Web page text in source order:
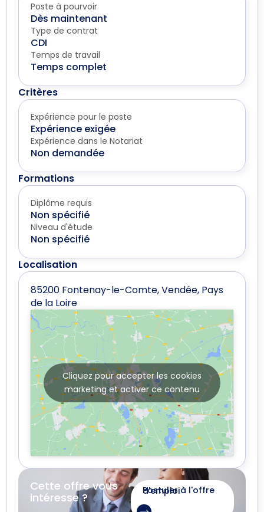
Poste à pourvoir
Dès maintenant
Type de contrat
CDI
Temps de travail
Temps complet
Critères
Expérience pour le poste
Expérience exigée
Expérience dans le Notariat
Non demandée
Formations
Diplôme requis
Non spécifié
Niveau d'étude
Non spécifié
Localisation
85200 Fontenay-le-Comte, Vendée, Pays
de la Loire
Cliquez pour accepter les cookies
marketing et activer ce contenu
Cette offre vous
intéresse ?
Postuler à l'offre d'emploi